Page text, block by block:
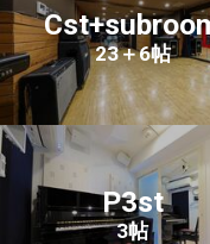
23＋6帖
P3st
3帖